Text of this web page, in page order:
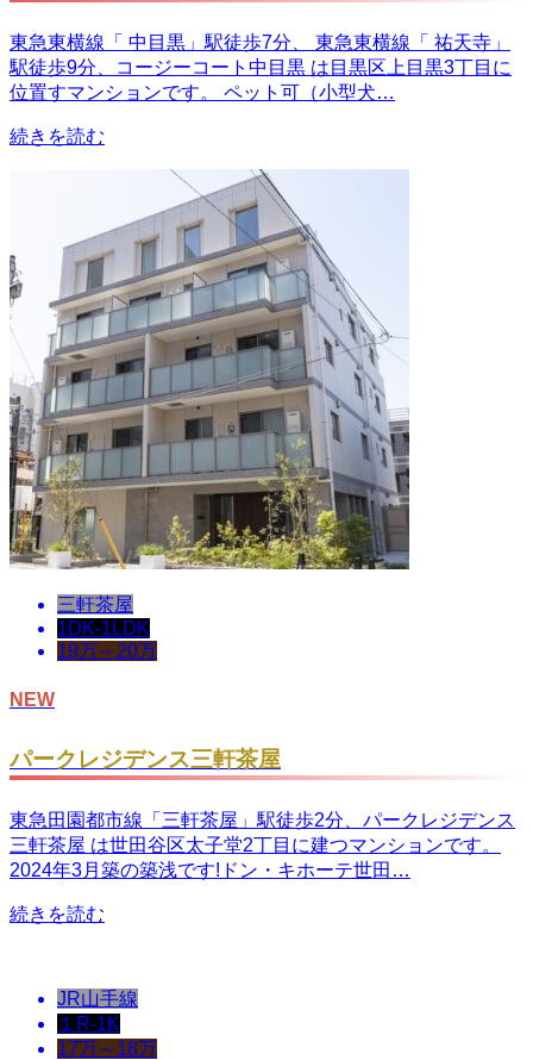
東急東横線「 中目黒」駅徒歩7分、 東急東横線「 祐天寺」
駅徒歩9分、コージーコート中目黒 は目黒区上目黒3丁目に
位置すマンションです。 ペット可（小型犬…
続きを読む
三軒茶屋
1DK-1LDK
19万～20万
NEW
パークレジデンス三軒茶屋
東急田園都市線「三軒茶屋」駅徒歩2分、パークレジデンス
三軒茶屋 は世田谷区太子堂2丁目に建つマンションです。
2024年3月築の築浅です!ドン・キホーテ世田…
続きを読む
JR山手線
１R-1K
17万～18万